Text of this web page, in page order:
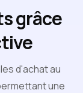
grâce
d'achat au
une